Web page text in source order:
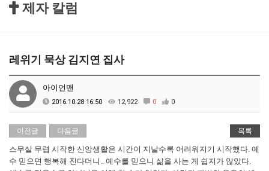
제자 칼럼
레위기 묵상 김지연 집사
아이언맨
2016.10.28 16:50 12,922 0 0
이전글 다음글 목록
스무살 무렵 시작한 신앙생활은 시간이 지날수록 어려워지기 시작했다. 예
수 믿으면 행복해 진다더니.. 예수를 믿으니 삶을 사는 게 쉽지가 않았다.